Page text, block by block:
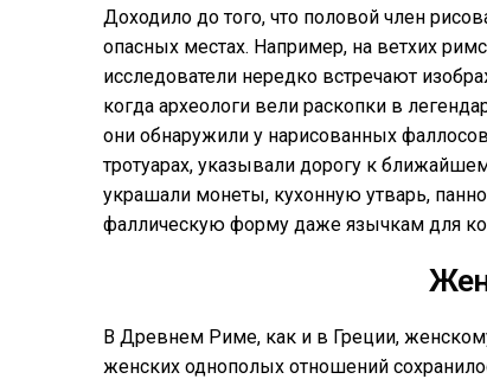
Доходило до того, что половой член
опасных местах. Например, на ветхих
исследователи нередко встречают
когда археологи вели раскопки в
они обнаружили у нарисованных
тротуарах, указывали дорогу к
украшали монеты, кухонную утварь,
фаллическую форму даже язычкам для
В Древнем Риме, как и в Греции,
женских однополых отношений